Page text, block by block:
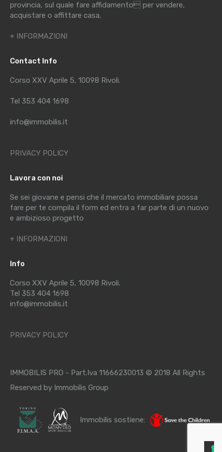
provincia, sul quale fare affidamento per vendere,
acquistare o affittare casa.
+ INFORMAZIONI
Contact Info
Corso XXV Aprile 5, 10098 Rivoli.
Tel 353 404 1698
info@immobilis.it
PRIVACY POLICY
Lavora con noi
Se sei giovane e pensi che il mercato immobiliare possa
fare per te compila il form ed entra a far parte di un nuovo
e ambizioso progetto
+ INFORMAZIONI
Info
Corso XXV Aprile 5, 10098 Rivoli.
Tel 353 404 1698
info@immobilis.it
PRIVACY POLICY
IMMOBILIS PRO - Part.Iva 11666230013 © 2018 All Rights
Reserved by Immobilis Group
Immobilis sostiene: